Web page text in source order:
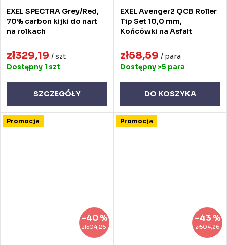
EXEL SPECTRA Grey/Red,
70% carbon kijki do nart
na rolkach
zł329,19 / szt
Dostępny 1 szt
SZCZEGÓŁY
EXEL Avenger2 QCB Roller
Tip Set 10,0 mm,
Końcówki na Asfalt
zł58,59 / para
Dostępny>5 para
DO KOSZYKA
Promocja
zł504,26
–40 %
Promocja
zł504,26
–43 %